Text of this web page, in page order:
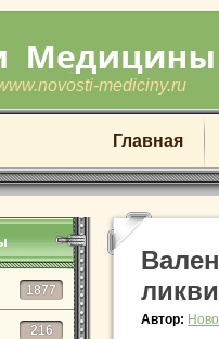
mediciny.ru
Главная
1877
216
Автор: